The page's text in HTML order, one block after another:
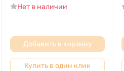
Нет в наличии
Добавить в корзину
Купить в один клик